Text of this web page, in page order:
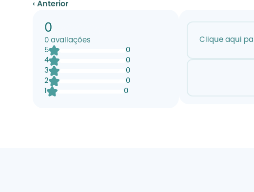
‹ Anterior
0
0 avaliações
5
0
4
0
3
0
2
0
1
0
Clique aqui